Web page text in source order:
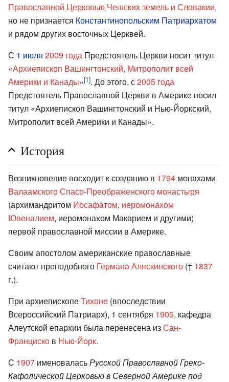
Православной Церковью Чешских земель и Словакии,
но не признается Константинопольским Патриархатом
и рядом других восточных Церквей.
С 1 июля 2009 года Предстоятель Церкви носит титул
«Архиепископ Вашингтонский, Митрополит всей
Америки и Канады»[1]. До этого, с2005 года
Предстоятель Православной Церкви в Америке носил
титул «Архиепископ Вашингтонский и Нью-Йоркский,
Митрополит всей Америки и Канады».
История
Возникновение восходит к созданию в 1794 монахами
Валаамского Спасо-Преображенского монастыря
(архимандритом Иосафатом, иеромонахом
Ювеналием, иеромонахом Макарием и другими)
первой православной миссии в Америке.
Своим апостолом американские православные
считают преподобного Германа Аляскинского († 1837
г.).
При архиепископеТихоне (впоследствии
Всероссийский Патриарх), 1 сентября 1905, кафедра
Алеутской епархии была перенесена изСан-
Франциско в Нью-Йорк.
С 1907 именоваласьРусской Православной Греко-
Кафолической Церковью в Северной Америке под